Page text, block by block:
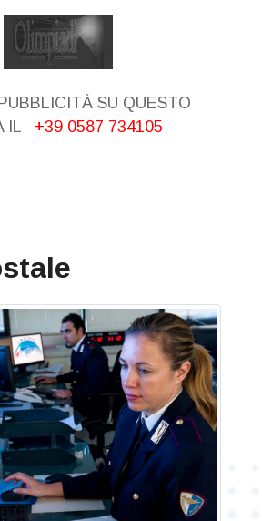
SU QUESTO
IL
+39 0587 734105